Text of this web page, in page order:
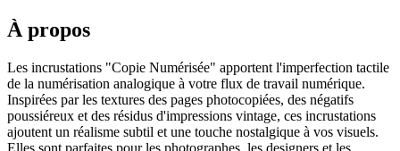
À propos
Les incrustations "Copie Numérisée" apportent l'imperfection tactile
de la numérisation analogique à votre flux de travail numérique.
Inspirées par les textures des pages photocopiées, des négatifs
poussiéreux et des résidus d'impressions vintage, ces incrustations
ajoutent un réalisme subtil et une touche nostalgique à vos visuels.
Elles sont parfaites pour les photographes, les designers et les